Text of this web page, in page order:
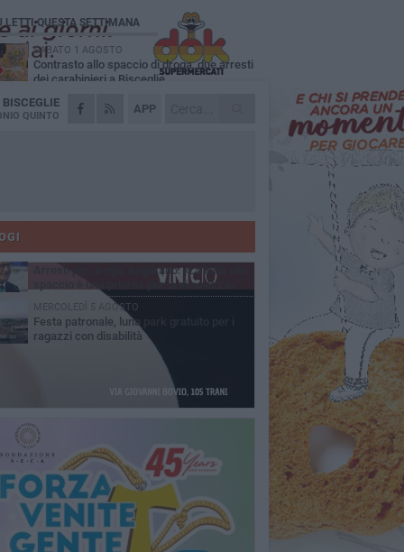
APP
BISCEGLIE
QUINTO
LETTI QUESTA SETTIMANA
SABATO 1 AGOSTO
Contrasto allo spaccio di droga, due arresti
dei carabinieri a Bisceglie
MARTEDÌ 4 AGOSTO
Emergenza caldo, il Comune di Bisceglie
Due auto incendiate nella notte in via Dieta
SABATO 1 AGOSTO
Arresti per droga, Angarano: «La lotta allo
spaccio è una priorità per la sicurezza»
MERCOLEDÌ 5 AGOSTO
Festa patronale, luna park gratuito per i
ragazzi con disabilità